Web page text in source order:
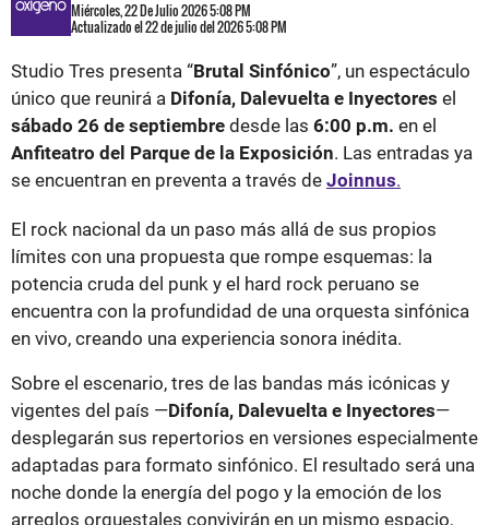
Miércoles, 22 De Julio 2026 5:08 PM
Actualizado el 22 de julio del 2026 5:08 PM
Studio Tres presenta “Brutal Sinfónico”, un espectáculo
único que reunirá a Difonía, Dalevuelta e Inyectores el
sábado 26 de septiembre desde las 6:00 p.m. en el
Anfiteatro del Parque de la Exposición. Las entradas ya
se encuentran en preventa a través de Joinnus.
El rock nacional da un paso más allá de sus propios
límites con una propuesta que rompe esquemas: la
potencia cruda del punk y el hard rock peruano se
encuentra con la profundidad de una orquesta sinfónica
en vivo, creando una experiencia sonora inédita.
Sobre el escenario, tres de las bandas más icónicas y
vigentes del país —Difonía, Dalevuelta e Inyectores—
desplegarán sus repertorios en versiones especialmente
adaptadas para formato sinfónico. El resultado será una
noche donde la energía del pogo y la emoción de los
arreglos orquestales convivirán en un mismo espacio,